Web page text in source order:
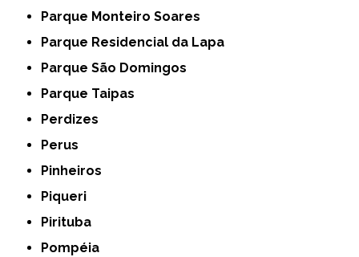
Parque Monteiro Soares
Parque Residencial da Lapa
Parque São Domingos
Parque Taipas
Perdizes
Perus
Pinheiros
Piqueri
Pirituba
Pompéia